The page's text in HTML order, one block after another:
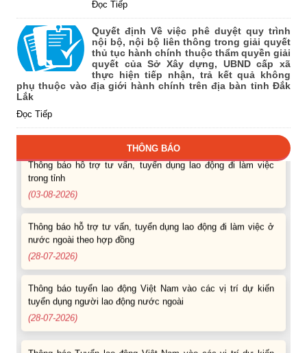
Đọc Tiếp
Quyết định Về việc phê duyệt quy trình
nội bộ, nội bộ liên thông trong giải quyết
thủ tục hành chính thuộc thẩm quyền giải
quyết của Sở Xây dựng, UBND cấp xã
thực hiện tiếp nhận, trả kết quả không
phụ thuộc vào địa giới hành chính trên địa bàn tỉnh Đắk
Lắk
Đọc Tiếp
THÔNG BÁO
Thông báo Tuyển lao động Việt Nam vào các vị trí dự kiến
tuyển dụng người lao động nước ngoài
Thông báo các khóa đào tạo năm học 2026-2027
(04-08-2026)
Thông báo hỗ trợ tư vấn, tuyển dụng lao động đi làm việc
trong tỉnh
Thông báo hỗ trợ tư vấn, tuyển dụng lao động đi làm việc ở
nước ngoài theo hợp đồng
tuyển dụng người lao động nước ngoài